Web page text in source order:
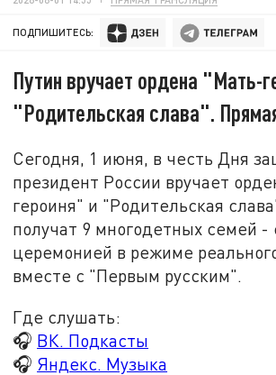
ПОДПИШИТЕСЬ:
Путин вручает ордена "Мать-
"Родительская слава".
Сегодня, 1 июня, в честь Дня
президент России вручает
героиня" и "Родительская
получат 9 многодетных семей -
церемонией в режиме
вместе с "Первым русским".
Где слушать:
🎧 ВК. Подкасты
🎧 Яндекс. Музыка